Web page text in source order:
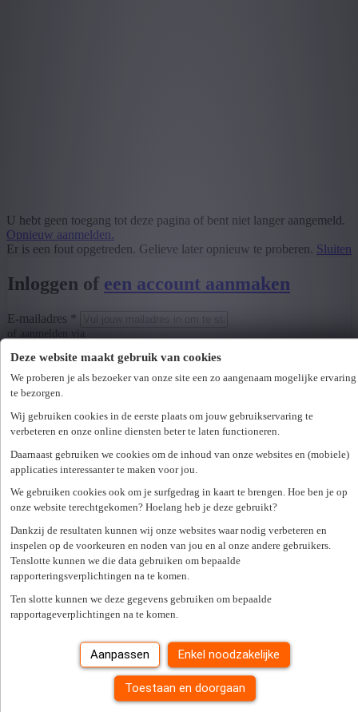
Deze website maakt gebruik van cookies
We proberen je als bezoeker van onze site een zo aangenaam mogelijke ervaring
te bezorgen.
Wij gebruiken cookies in de eerste plaats om jouw gebruikservaring te
verbeteren en onze online diensten beter te laten functioneren.
Daarnaast gebruiken we cookies om de inhoud van onze websites en (mobiele)
applicaties interessanter te maken voor jou.
We gebruiken cookies ook om je surfgedrag in kaart te brengen. Hoe ben je op
onze website terechtgekomen? Hoelang heb je deze gebruikt?
Dankzij de resultaten kunnen wij onze websites waar nodig verbeteren en
inspelen op de voorkeuren en noden van jou en al onze andere gebruikers.
Tenslotte kunnen we die data gebruiken om bepaalde
rapporteringsverplichtingen na te komen.
Ten slotte kunnen we deze gegevens gebruiken om bepaalde
rapportageverplichtingen na te komen.
Aanpassen Enkel noodzakelijke
Toestaan en doorgaan
U hebt geen toegang tot deze pagina of bent niet langer aangemeld.
Opnieuw aanmelden.
Er is een fout opgetreden. Gelieve later opnieuw te proberen. Sluiten
Inloggen of een account aanmaken
E-mailadres *
of aanmelden via
Facebook Google
LinkedIn
Wachtwoord *
Wachtwoord vergeten?
Volgende
Er is een fout opgetreden. Gelieve later opnieuw te proberen.
Zoek een kantoor in je buurt
Zoek kantoor
Vacatures
Alle vaste jobs
Alles over interimwerken
Openstaande vacature doorsturen